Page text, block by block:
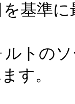
基準に
トのソ
す。